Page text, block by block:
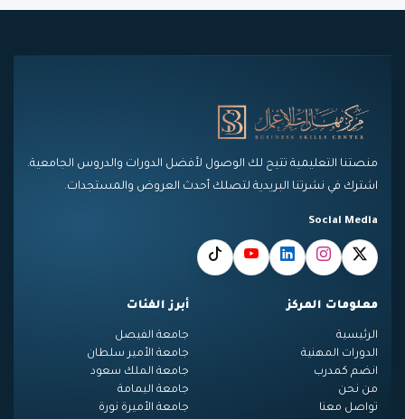
منصتنا التعليمية تتيح لك الوصول لأفضل الدورات والدروس الجامعية.
اشترك في نشرتنا البريدية لتصلك أحدث العروض والمستجدات.
Social Media
معلومات المركز
الرئيسية
الدورات المهنية
انضم كمدرب
من نحن
تواصل معنا
أبرز الفئات
جامعة الفيصل
جامعة الأمير سلطان
جامعة الملك سعود
جامعة اليمامة
جامعة الأميرة نورة